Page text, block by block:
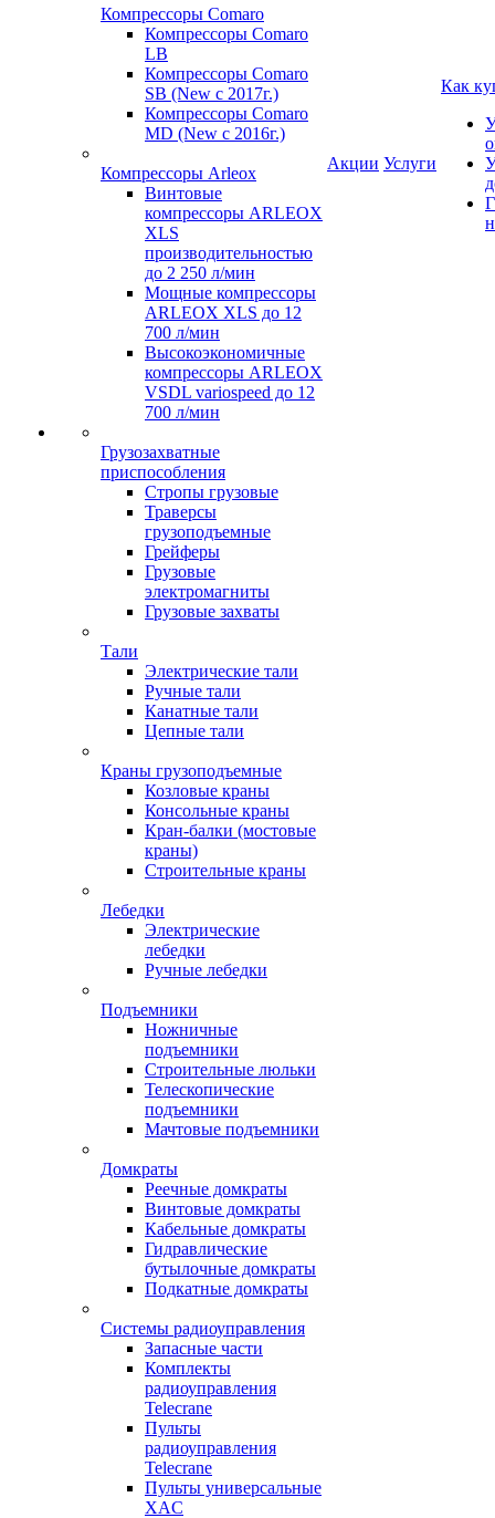
Компрессоры Comaro
Компрессоры Comaro
LB
Компрессоры Comaro
SB (New с 2017г.)
Компрессоры Comaro
MD (New с 2016г.)
Компрессоры Arleox
Винтовые
компрессоры ARLEOX
XLS
производительностью
до 2 250 л/мин
Мощные компрессоры
ARLEOX XLS до 12
700 л/мин
Высокоэкономичные
компрессоры ARLEOX
VSDL variospeed до 12
700 л/мин
Грузозахватные
приспособления
Стропы грузовые
Траверсы
грузоподъемные
Грейферы
Грузовые
электромагниты
Грузовые захваты
Тали
Электрические тали
Ручные тали
Канатные тали
Цепные тали
Краны грузоподъемные
Козловые краны
Консольные краны
Кран-балки (мостовые
краны)
Строительные краны
Лебедки
Электрические
лебедки
Ручные лебедки
Подъемники
Ножничные
подъемники
Строительные люльки
Телескопические
подъемники
Мачтовые подъемники
Домкраты
Реечные домкраты
Винтовые домкраты
Кабельные домкраты
Гидравлические
бутылочные домкраты
Подкатные домкраты
Системы радиоуправления
Запасные части
Комплекты
радиоуправления
Telecrane
Пульты
радиоуправления
Telecrane
Пульты универсальные
XAC
Акции Услуги
Как